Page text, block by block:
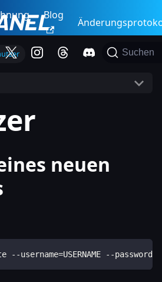
Blog
Suchen
neuen
username=USERNAME --